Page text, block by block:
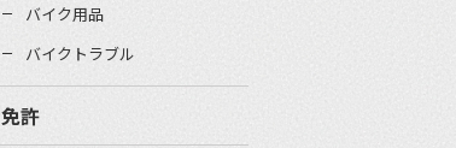
バイク用品
バイクトラブル
免許